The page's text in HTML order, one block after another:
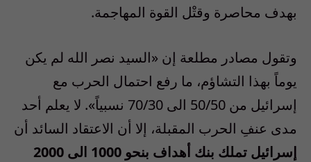
بهدف محاصرة وقتْل القوة المهاجمة.
وتقول مصادر مطلعة إن «السيد نصر الله لم يكن
يوماً بهذا التشاؤم، ما رفع احتمال الحرب مع
إسرائيل من 50/50 الى 70/30 نسبياً». لا يعلم أحد
مدى عنفِ الحرب المقبلة، إلا أن الاعتقاد السائد أن
إسرائيل تملك بنك أهداف بنحو 1000 الى 2000